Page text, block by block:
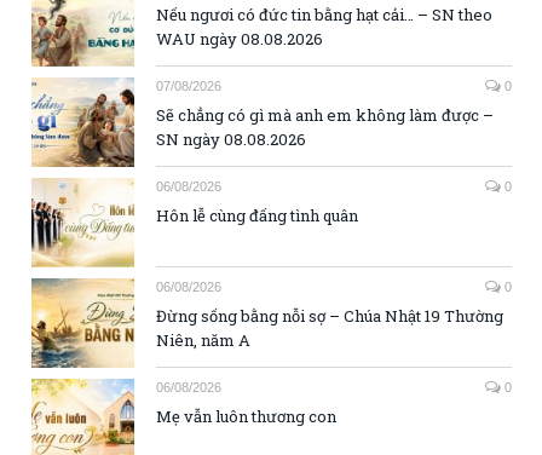
Nếu ngươi có đức tin bằng hạt cải… – SN theo
WAU ngày 08.08.2026
07/08/2026 0
Sẽ chẳng có gì mà anh em không làm được –
SN ngày 08.08.2026
06/08/2026 0
Hôn lễ cùng đấng tình quân
06/08/2026 0
Đừng sống bằng nỗi sợ – Chúa Nhật 19 Thường
Niên, năm A
06/08/2026 0
Mẹ vẫn luôn thương con